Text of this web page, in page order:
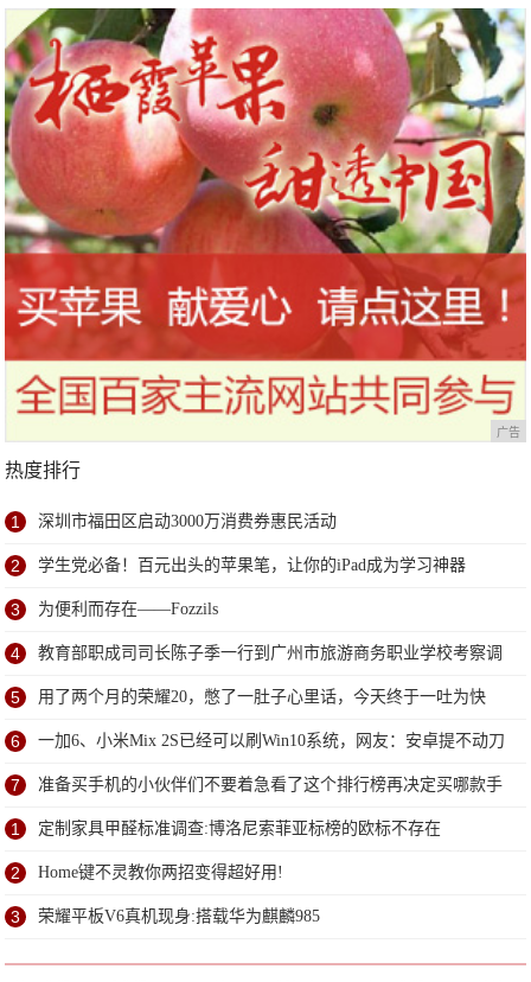
广告
热度排行
1 深圳市福田区启动3000万消费券惠民活动
2 学生党必备！百元出头的苹果笔，让你的iPad成为学习神器
3 为便利而存在——Fozzils
4 教育部职成司司长陈子季一行到广州市旅游商务职业学校考察调
研
5 用了两个月的荣耀20，憋了一肚子心里话，今天终于一吐为快
6 一加6、小米Mix 2S已经可以刷Win10系统，网友：安卓提不动刀
了？
7 准备买手机的小伙伴们不要着急看了这个排行榜再决定买哪款手
机吧
1 定制家具甲醛标准调查:博洛尼索菲亚标榜的欧标不存在
2 Home键不灵教你两招变得超好用!
3 荣耀平板V6真机现身:搭载华为麒麟985